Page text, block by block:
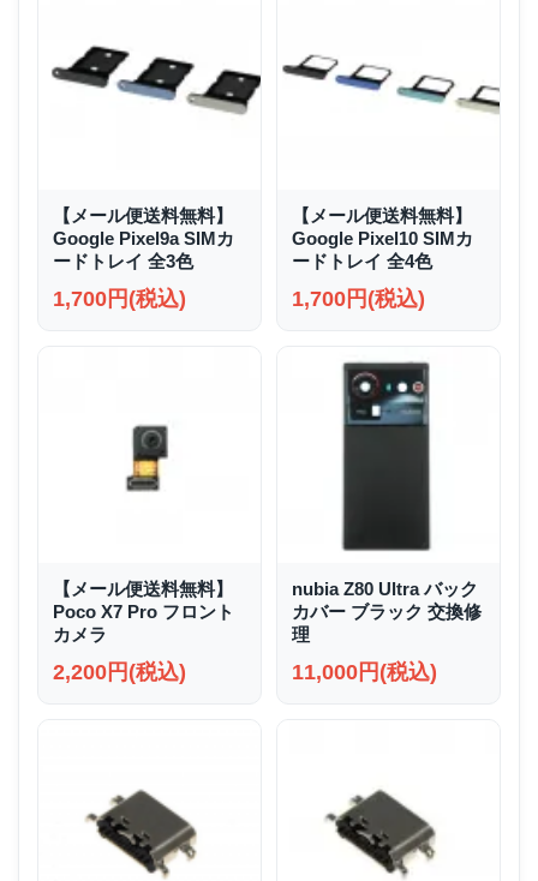
【メール便送料無料】
Google Pixel9a SIMカ
ードトレイ 全3色
1,700円(税込)
【メール便送料無料】
Google Pixel10 SIMカ
ードトレイ 全4色
1,700円(税込)
【メール便送料無料】
Poco X7 Pro フロント
カメラ
2,200円(税込)
nubia Z80 Ultra バック
カバー ブラック 交換修
理
11,000円(税込)